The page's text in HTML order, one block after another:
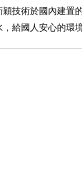
技術於國內建置
給國人安心的環